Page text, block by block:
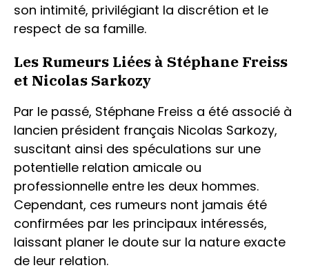
son intimité, privilégiant la discrétion et le
respect de sa famille.
Les Rumeurs Liées à Stéphane Freiss
et Nicolas Sarkozy
Par le passé, Stéphane Freiss a été associé à
lancien président français Nicolas Sarkozy,
suscitant ainsi des spéculations sur une
potentielle relation amicale ou
professionnelle entre les deux hommes.
Cependant, ces rumeurs nont jamais été
confirmées par les principaux intéressés,
laissant planer le doute sur la nature exacte
de leur relation.